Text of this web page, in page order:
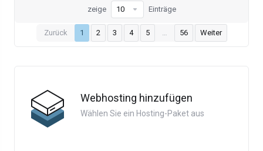
Zurück 1 2 3 4 5 … 56 Weiter
zeige Einträge
Webhosting hinzufügen
Wählen Sie ein Hosting-Paket aus